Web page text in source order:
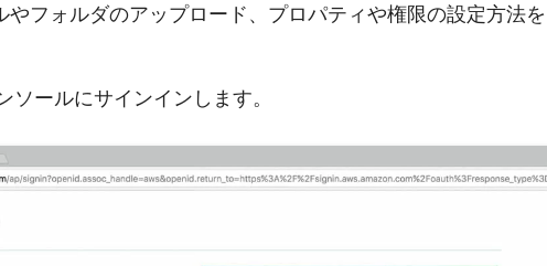
やフォルダのアップロード、プロパティや権限の設定方法
ソールにサインインします。